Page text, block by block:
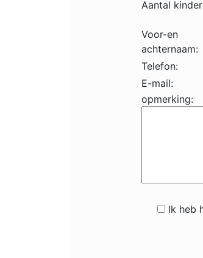
Aantal
Voor-en
achternaam:
Telefon:
E-mail:
opmerking:
Ik heb